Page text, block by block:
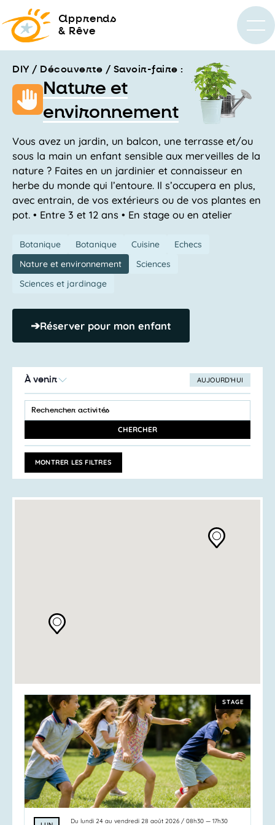
apprends
& Rêve
DIY / Découverte / Savoir-faire :
Nature et
environnement
Vous avez un jardin, un balcon, une terrasse et/ou
sous la main un enfant sensible aux merveilles de la
nature ? Faites en un jardinier et connaisseur en
herbe du monde qui l’entoure. Il s’occupera en plus,
avec entrain, de vos extérieurs ou de vos plantes en
pot. • Entre 3 et 12 ans • En stage ou en atelier
Botanique Botanique Cuisine
Echecs
Nature et environnement
Sciences
Sciences et jardinage
➔Réserver pour mon enfant
AUJOURD’HUI
À venir
LA
DATE
Recherche
et
de
vues
Activités
SAISIR
MOT-
ACTIVITÉS
MOT-
CLÉ.
CHERCHER
MONTRER LES FILTRES
STAGE
Du lundi 24 au vendredi 28 août 2026 / 08h30 — 17h30